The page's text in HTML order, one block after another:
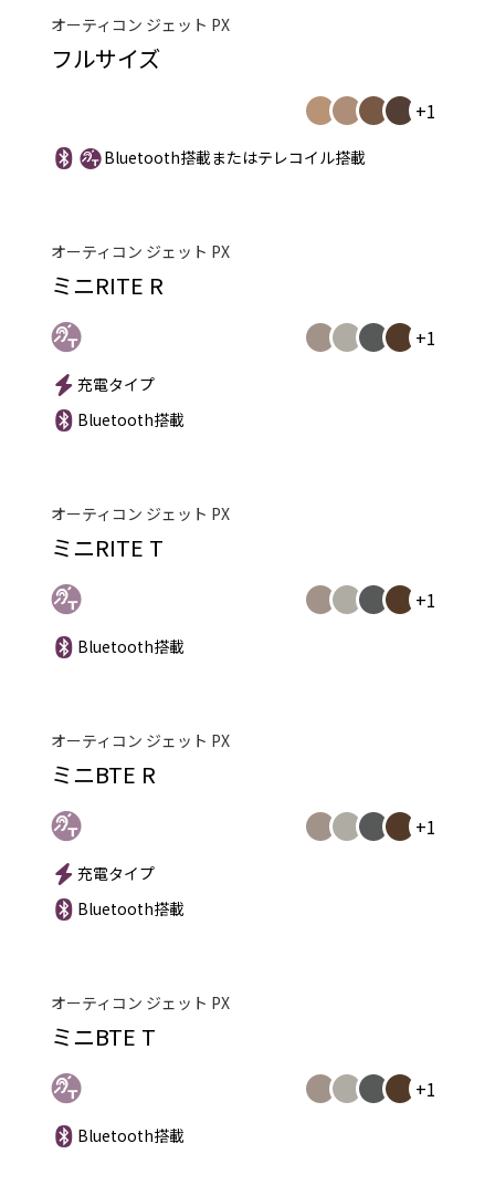
オーティコン ジェット PX
フルサイズ
+1
Bluetooth搭載またはテレコイル搭載
オーティコン ジェット PX
ミニRITE R
+1
充電タイプ
Bluetooth搭載
オーティコン ジェット PX
ミニRITE T
+1
Bluetooth搭載
オーティコン ジェット PX
ミニBTE R
+1
充電タイプ
Bluetooth搭載
オーティコン ジェット PX
ミニBTE T
+1
Bluetooth搭載